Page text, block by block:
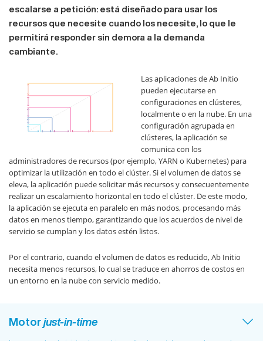
escalarse a petición: está diseñado para usar los
recursos que necesite cuando los necesite, lo que le
permitirá responder sin demora a la demanda
cambiante.
Las aplicaciones de Ab Initio
pueden ejecutarse en
configuraciones en clústeres,
localmente o en la nube. En una
configuración agrupada en
clústeres, la aplicación se
comunica con los
administradores de recursos (por ejemplo, YARN o Kubernetes) para
optimizar la utilización en todo el clúster. Si el volumen de datos se
eleva, la aplicación puede solicitar más recursos y consecuentemente
realizar un escalamiento horizontal en todo el clúster. De este modo,
la aplicación se ejecuta en paralelo en más nodos, procesando más
datos en menos tiempo, garantizando que los acuerdos de nivel de
servicio se cumplan y los datos estén listos.
Por el contrario, cuando el volumen de datos es reducido, Ab Initio
necesita menos recursos, lo cual se traduce en ahorros de costos en
un entorno en la nube con servicio medido.
Motor just-in-time